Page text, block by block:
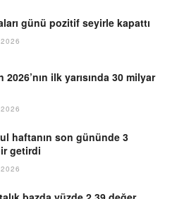
günü pozitif seyirle kapattı
2026’nın ilk yarısında 30 milyar
haftanın son gününde 3
getirdi